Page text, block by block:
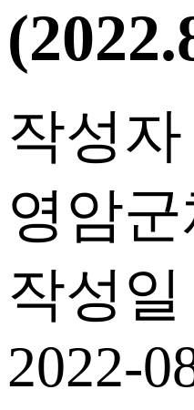
작성자
영암군
작성일
2022-